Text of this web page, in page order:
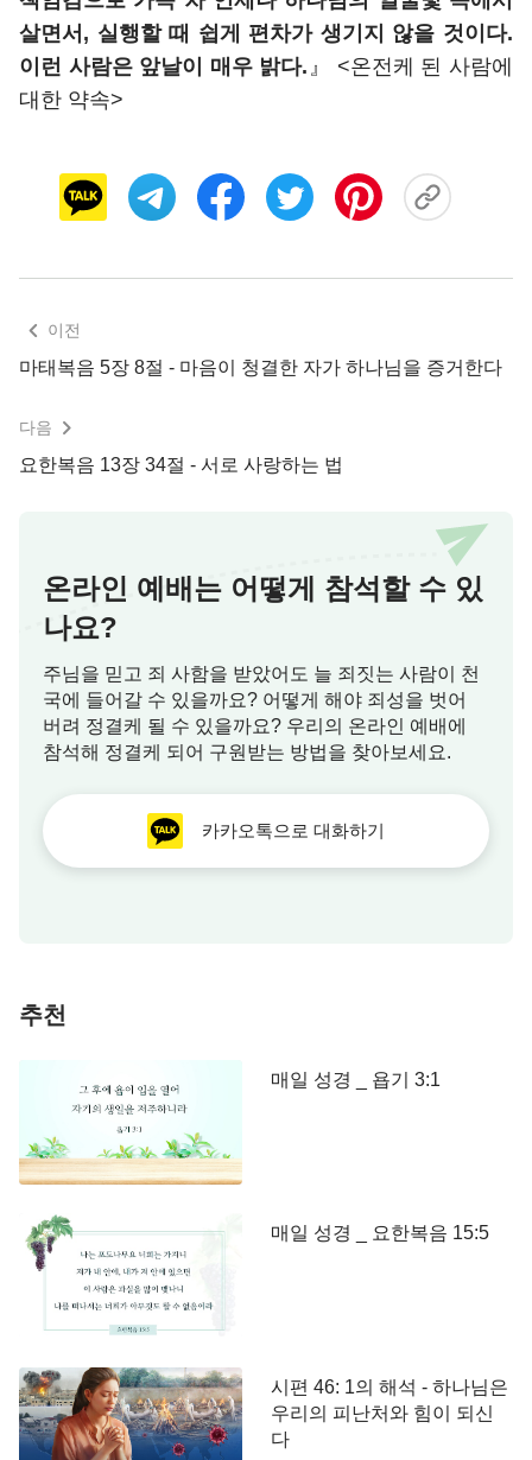
살면서, 실행할 때 쉽게 편차가 생기지 않을 것이다.
이런 사람은 앞날이 매우 밝다. 』 <온전케 된 사람에
대한 약속>
이전
마태복음 5장 8절 - 마음이 청결한 자가 하나님을 증거한다
다음
요한복음 13장 34절 - 서로 사랑하는 법
온라인 예배는 어떻게 참석할 수 있
나요?
주님을 믿고 죄 사함을 받았어도 늘 죄짓는 사람이 천
국에 들어갈 수 있을까요? 어떻게 해야 죄성을 벗어
버려 정결케 될 수 있을까요? 우리의 온라인 예배에
참석해 정결케 되어 구원받는 방법을 찾아보세요.
카카오톡으로 대화하기
추천
매일 성경 _ 욥기 3:1
매일 성경 _ 요한복음 15:5
시편 46: 1의 해석 - 하나님은
우리의 피난처와 힘이 되신
다